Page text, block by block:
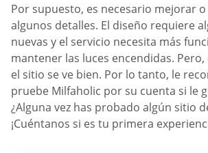
Por supuesto, es necesario mejorar
algunos detalles. El diseño requiere
nuevas y el servicio necesita más
mantener las luces encendidas.
el sitio se ve bien. Por lo tanto, le
pruebe Milfaholic por su cuenta si le
¿Alguna vez has probado algún sitio
¡Cuéntanos si es tu primera